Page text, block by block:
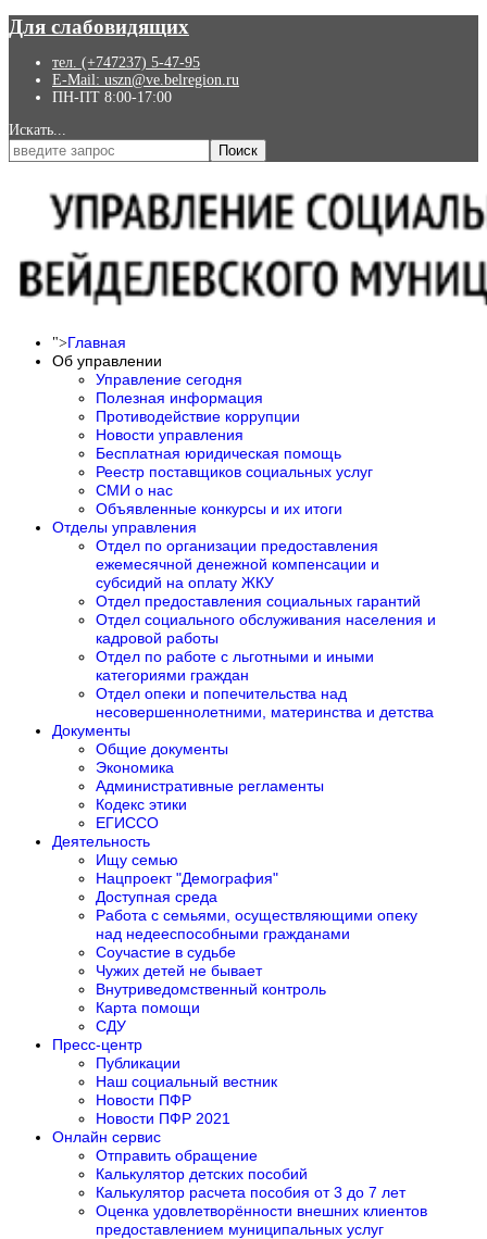
Для слабовидящих
тел. (+747237) 5-47-95
E-Mail: uszn@ve.belregion.ru
ПН-ПТ 8:00-17:00
Искать...
Поиск
">Главная
Об управлении
Управление сегодня
Полезная информация
Противодействие коррупции
Новости управления
Бесплатная юридическая помощь
Реестр поставщиков социальных услуг
СМИ о нас
Объявленные конкурсы и их итоги
Отделы управления
Отдел по организации предоставления
ежемесячной денежной компенсации и
субсидий на оплату ЖКУ
Отдел предоставления социальных гарантий
Отдел социального обслуживания населения и
кадровой работы
Отдел по работе с льготными и иными
категориями граждан
Отдел опеки и попечительства над
несовершеннолетними, материнства и детства
Документы
Общие документы
Экономика
Административные регламенты
Кодекс этики
ЕГИССО
Деятельность
Ищу семью
Нацпроект "Демография"
Доступная среда
Работа с семьями, осуществляющими опеку
над недееспособными гражданами
Соучастие в судьбе
Чужих детей не бывает
Внутриведомственный контроль
Карта помощи
СДУ
Пресс-центр
Публикации
Наш социальный вестник
Новости ПФР
Новости ПФР 2021
Онлайн сервис
Отправить обращение
Калькулятор детских пособий
Калькулятор расчета пособия от 3 до 7 лет
Оценка удовлетворённости внешних клиентов
предоставлением муниципальных услуг